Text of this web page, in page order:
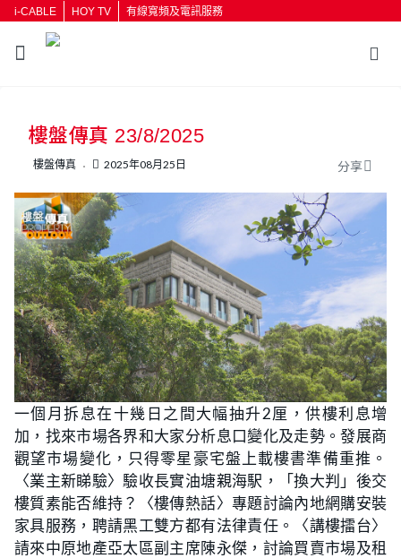
i-CABLE HOY TV 有線寬頻及電訊服務
樓盤傳真 23/8/2025
樓盤傳真 2025年08月25日 分享
一個月拆息在十幾日之間大幅抽升2厘，供樓利息增
加，找來市場各界和大家分析息口變化及走勢。發展商
觀望市場變化，只得零星豪宅盤上載樓書準備重推。
〈業主新睇驗〉驗收長實油塘親海駅，「換大判」後交
樓質素能否維持？〈樓傳熱話〉專題討論內地網購安裝
家具服務，聘請黑工雙方都有法律責任。〈講樓擂台〉
請來中原地產亞太區副主席陳永傑，討論買賣市場及租